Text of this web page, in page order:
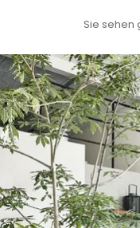
Sie sehen